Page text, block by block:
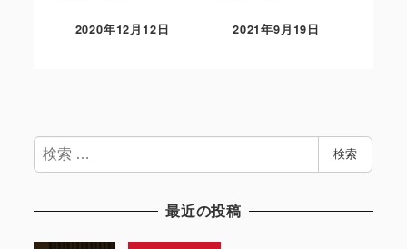
2020年12月12日 2021年9月19日
検
索
検索
最近の投稿